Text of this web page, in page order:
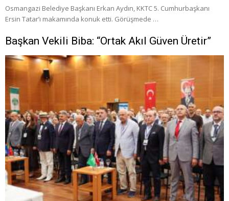
Osmangazi Belediye Başkanı Erkan Aydın, KKTC 5. Cumhurbaşkanı
Ersin Tatar’ı makamında konuk etti. Görüşmede …
Başkan Vekili Biba: “Ortak Akıl Güven Üretir”